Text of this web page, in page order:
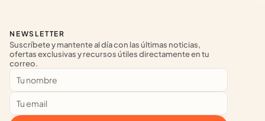
NEWSLETTER
Suscríbete y mantente al día con las últimas noticias,
ofertas exclusivas y recursos útiles directamente en tu
correo.